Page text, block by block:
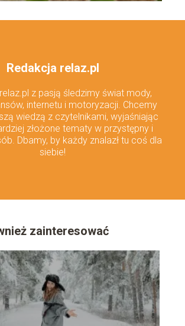
Redakcja relaz.pl
z pasją śledzimy świat mody,
internetu i motoryzacji. Chcemy
wiedzą z czytelnikami, wyjaśniając
złożone tematy w przystępny i
Dbamy, by każdy znalazł tu coś dla
siebie!
zainteresować